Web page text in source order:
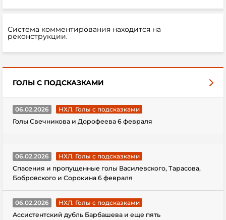
Система комментирования находится на
реконструкции.
ГОЛЫ С ПОДСКАЗКАМИ
06.02.2026
НХЛ. Голы с подсказками
Голы Свечникова и Дорофеева 6 февраля
06.02.2026
НХЛ. Голы с подсказками
Спасения и пропущенные голы Василевского, Тарасова,
Бобровского и Сорокина 6 февраля
06.02.2026
НХЛ. Голы с подсказками
Ассистентский дубль Барбашева и еще пять